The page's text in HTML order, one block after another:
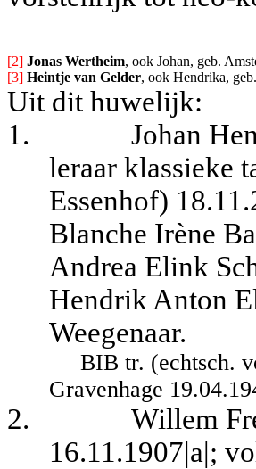
[2] Jonas Wertheim, ook Johan, geb.
[3] Heintje van Gelder, ook Hendrika,
Uit dit huwelijk:
1.
Johan
leraar klassieke
Essenhof)
Blanche Irène
Andrea Elink
Hendrik Anton
Weegenaar.
BIB tr. (echtsch.
Gravenhage
2.
Willem
16.11.1907|a|;